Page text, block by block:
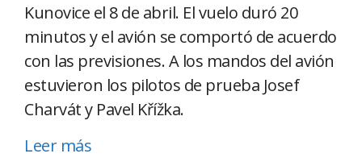
Kunovice el 8 de abril. El vuelo duró 20
minutos y el avión se comportó de acuerdo
con las previsiones. A los mandos del avión
estuvieron los pilotos de prueba Josef
Charvát y Pavel Křížka.
Leer más